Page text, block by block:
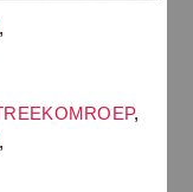
,
,
,